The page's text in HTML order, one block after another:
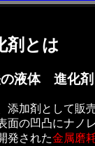
剤とは
の液体 進化剤
添加剤として販
面の凹凸にナノ
発された金属磨